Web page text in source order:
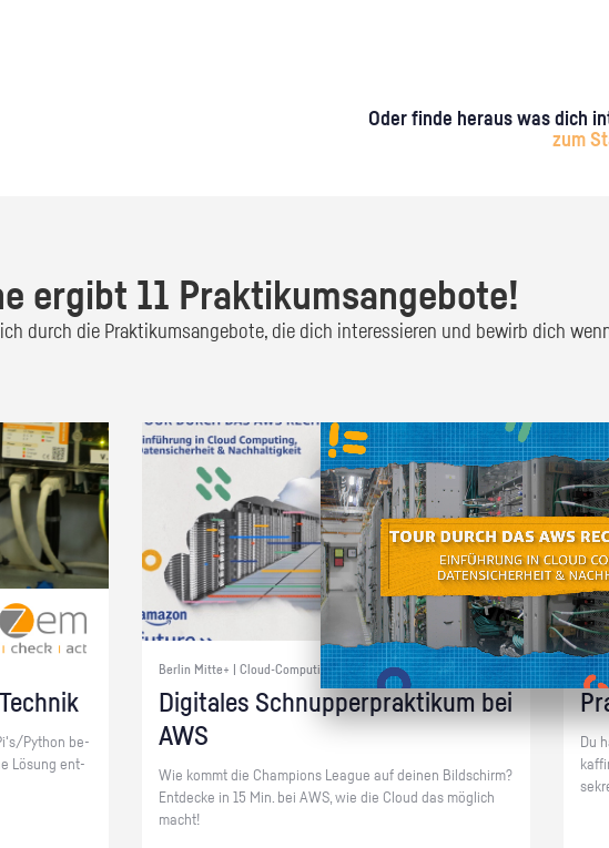
Oder finde heraus was dich
zum
ergibt 11 Praktikumsangebote!
durch die Praktikumsangebote, die dich interessieren und bewirb dich
Py­thon be­
Lö­sung ent­
Berlin Mitte+ | Cloud-Computing
Di­gi­ta­les Schnup­per­prak­ti­kum bei
AWS
Wie kommt die Cham­pi­ons Le­ague auf dei­nen Bild­schirm?
Ent­de­cke in 15 Min. bei AWS, wie die Cloud das mög­lich
macht!
Du